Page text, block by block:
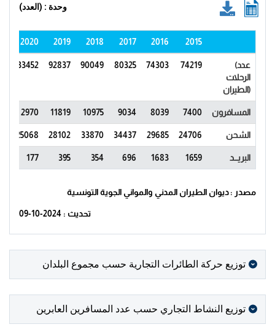
وحدة : (العدد)
2015
2016
2017
2018
2019
2020
(عدد
الرحلات
(الطيران
74219
74303
80325
90049
92837
33452
المسافرون 7400
8039
9034
10975
11819
2970
الشحن 24706
29685
34437
33870
28102
25068
البريـــد 1659
1683
696
354
395
177
مصدر : ديوان الطيران المدني والمواني الجوية التونسية
تحديث : 2024-10-09
توزيع حركة الطائرات التجارية حسب مجموع البلدان
توزيع النشاط التجاري حسب عدد المسافرين العابرين